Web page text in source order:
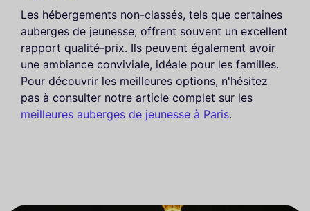
Les hébergements non-classés, tels que certaines
auberges de jeunesse, offrent souvent un excellent
rapport qualité-prix. Ils peuvent également avoir
une ambiance conviviale, idéale pour les familles.
Pour découvrir les meilleures options, n'hésitez
pas à consulter notre article complet sur les
meilleures auberges de jeunesse à Paris.